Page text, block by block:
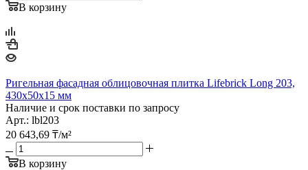
В корзину
Ригельная фасадная облицовочная плитка Lifebrick Long 203,
430х50х15 мм
Наличие и срок поставки по запросу
Арт.: lbl203
20 643,69 ₸/м²
В корзину